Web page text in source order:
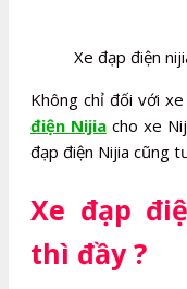
Xe đạp điện
Không chỉ đối với
điện Nijiacho xe
đạp điện Nijia cũng
Xe đạp
thì đầy ?